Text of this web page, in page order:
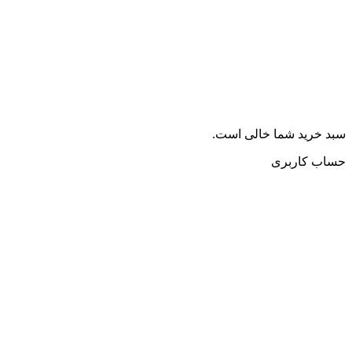
سبد خرید شما خالی است.
حساب کاربری